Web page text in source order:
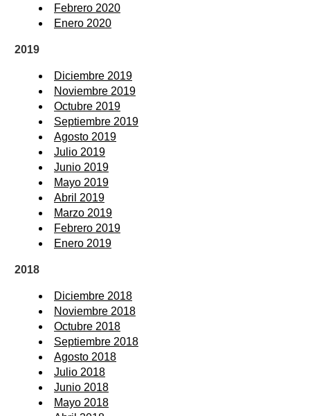
Febrero 2020
Enero 2020
2019
Diciembre 2019
Noviembre 2019
Octubre 2019
Septiembre 2019
Agosto 2019
Julio 2019
Junio 2019
Mayo 2019
Abril 2019
Marzo 2019
Febrero 2019
Enero 2019
2018
Diciembre 2018
Noviembre 2018
Octubre 2018
Septiembre 2018
Agosto 2018
Julio 2018
Junio 2018
Mayo 2018